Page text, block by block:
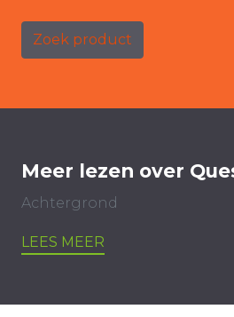
Zoek product
Meer lezen over
Achtergrond
LEES MEER